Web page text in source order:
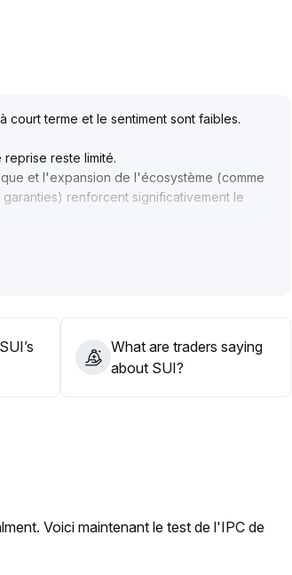
court terme et le sentiment sont faibles.
reste limité.
et l'expansion de l'écosystème (comme
renforcent significativement le
incertitude temporaire : surveillez
gestion rigoureuse de la position
What are traders saying
about SUI?
Voici maintenant le test de l'IPC de